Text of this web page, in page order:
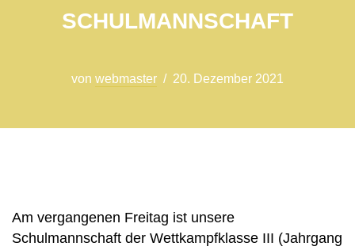
SCHULMANNSCHAFT
von webmaster 20. Dezember 2021
Am vergangenen Freitag ist unsere
Schulmannschaft der Wettkampfklasse III (Jahrgang